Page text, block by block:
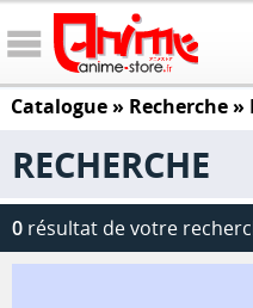
Catalogue» Recherche »
RECHERCHE
0 résultat de votre